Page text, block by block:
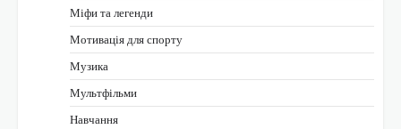
Міфи та легенди
Мотивація для спорту
Музика
Мультфільми
Навчання